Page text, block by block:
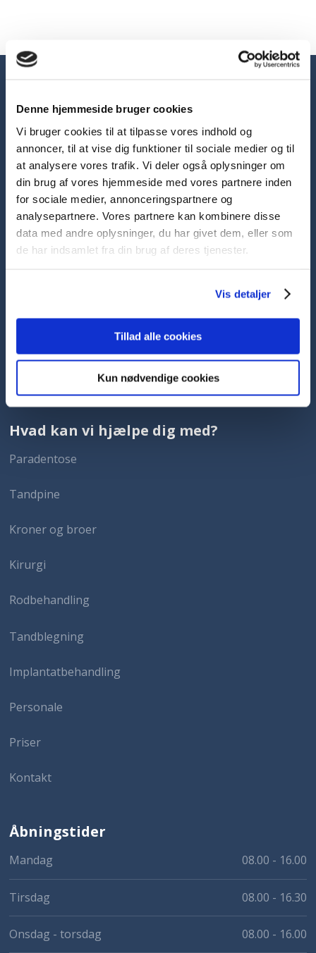
Denne hjemmeside bruger cookies
Vi bruger cookies til at tilpasse vores indhold og
annoncer, til at vise dig funktioner til sociale medier og til
at analysere vores trafik. Vi deler også oplysninger om
din brug af vores hjemmeside med vores partnere inden
for sociale medier, annonceringspartnere og
analysepartnere. Vores partnere kan kombinere disse
data med andre oplysninger, du har givet dem, eller som
de har indsamlet fra din brug af deres tjenester.
Vis detaljer
Tillad alle cookies
Kun nødvendige cookies
Buens Tandpleje
Vester Farimagsgade 3, 4 sal, 1606 København V
Klik her for rutevejledning
CVR: ​31603617
​33 12 48 46
Læs vores cookiedeklaration
Created and hosted by Group Online
Hvad kan vi hjælpe dig med?
Paradentose
Tandpine
Kroner og broer
Kirurgi
Rodbehandling
Tandblegning
Implantatbehandling
Personale
Priser
Kontakt
Åbningstider
Mandag 08.00 - 16.00
Tirsdag 08.00 - 16.30
Onsdag - torsdag 08.00 - 16.00